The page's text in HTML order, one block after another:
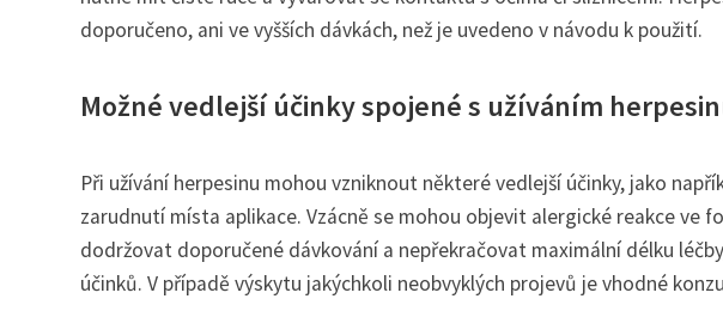
doporučeno, ani ve vyšších dávkách, než je uvedeno v návodu k použití.
Možné vedlejší účinky spojené s užíváním
Při užívání herpesinu mohou vzniknout některé vedlejší účinky, jako
zarudnutí místa aplikace. Vzácně se mohou objevit alergické reakce ve
dodržovat doporučené dávkování a nepřekračovat maximální délku
účinků. V případě výskytu jakýchkoli neobvyklých projevů je vhodné